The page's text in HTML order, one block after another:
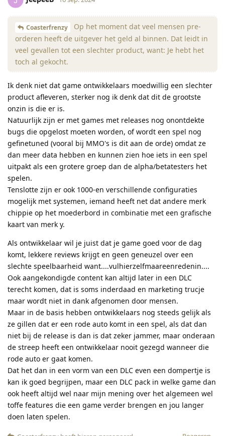
Coasterfrenzy
Op het moment dat veel mensen pre-
orderen heeft de uitgever het geld al binnen. Dat leidt in
veel gevallen tot een slechter product, want: Je hebt het
toch al gekocht.
Ik denk niet dat game ontwikkelaars moedwillig een slechter
product afleveren, sterker nog ik denk dat dit de grootste
onzin is die er is.
Natuurlijk zijn er met games met releases nog onontdekte
bugs die opgelost moeten worden, of wordt een spel nog
gefinetuned (vooral bij MMO's is dit aan de orde) omdat ze
dan meer data hebben en kunnen zien hoe iets in een spel
uitpakt als een grotere groep dan de alpha/betatesters het
spelen.
Tenslotte zijn er ook 1000-en verschillende configuraties
mogelijk met systemen, iemand heeft net dat andere merk
chippie op het moederbord in combinatie met een grafische
kaart van merk y.
Als ontwikkelaar wil je juist dat je game goed voor de dag
komt, lekkere reviews krijgt en geen geneuzel over een
slechte speelbaarheid want....vulhierzelfmaareenredenin....
Ook aangekondigde content kan altijd later in een DLC
terecht komen, dat is soms inderdaad en marketing trucje
maar wordt niet in dank afgenomen door mensen.
Maar in de basis hebben ontwikkelaars nog steeds gelijk als
ze gillen dat er een rode auto komt in een spel, als dat dan
niet bij de release is dan is dat zeker jammer, maar onderaan
de streep heeft een ontwikkelaar nooit gezegd wanneer die
rode auto er gaat komen.
Dat het dan in een vorm van een DLC even een dompertje is
kan ik goed begrijpen, maar een DLC pack in welke game dan
ook heeft altijd wel naar mijn mening over het algemeen wel
toffe features die een game verder brengen en jou langer
doen laten spelen.